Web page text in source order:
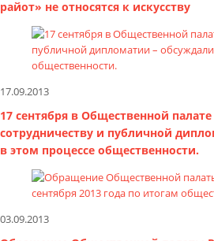
райот» не относятся к искусству
17.09.2013
17 сентября в Общественной
сотрудничеству и публичной
в этом процессе общественности.
03.09.2013